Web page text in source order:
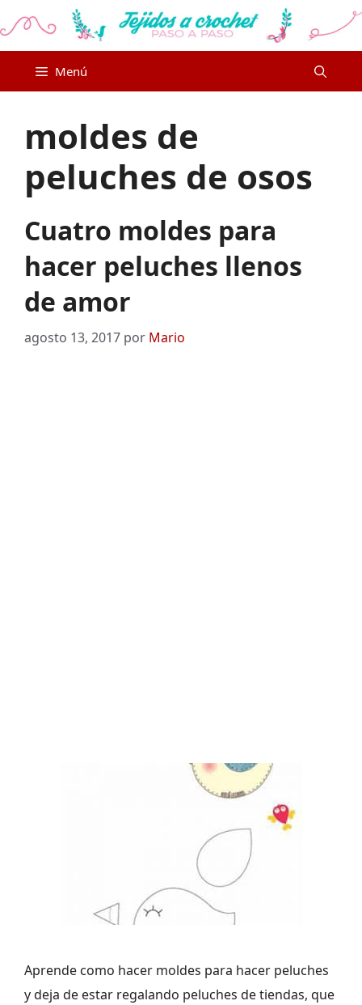
al
Menú
moldes de
peluches de osos
Cuatro moldes para
hacer peluches llenos
de amor
agosto 13, 2017 por Mario
Aprende como hacer moldes para hacer peluches
y deja de estar regalando peluches de tiendas, que